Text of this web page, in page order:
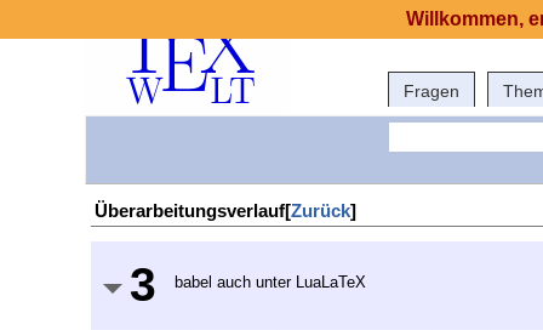
Fragen
Überarbeitungsverlauf[Zurück]
3 babel auch unter LuaLaTeX
Willkommen,